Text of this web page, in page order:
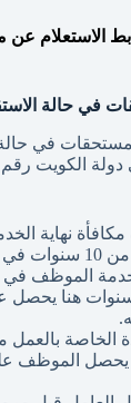
الاستعلام عن
في حالة
في حالة
نهاية
إلى 10 سنوات هنا
هنا يحصل